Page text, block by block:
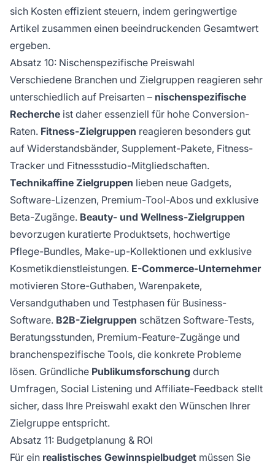
sich Kosten effizient steuern, indem geringwertige
Artikel zusammen einen beeindruckenden Gesamtwert
ergeben.
Absatz 10: Nischenspezifische Preiswahl
Verschiedene Branchen und Zielgruppen reagieren sehr
unterschiedlich auf Preisarten – nischenspezifische
Recherche ist daher essenziell für hohe Conversion-
Raten. Fitness-Zielgruppen reagieren besonders gut
auf Widerstandsbänder, Supplement-Pakete, Fitness-
Tracker und Fitnessstudio-Mitgliedschaften.
Technikaffine Zielgruppen lieben neue Gadgets,
Software-Lizenzen, Premium-Tool-Abos und exklusive
Beta-Zugänge. Beauty- und Wellness-Zielgruppen
bevorzugen kuratierte Produktsets, hochwertige
Pflege-Bundles, Make-up-Kollektionen und exklusive
Kosmetikdienstleistungen. E-Commerce-Unternehmer
motivieren Store-Guthaben, Warenpakete,
Versandguthaben und Testphasen für Business-
Software. B2B-Zielgruppen schätzen Software-Tests,
Beratungsstunden, Premium-Feature-Zugänge und
branchenspezifische Tools, die konkrete Probleme
lösen. Gründliche Publikumsforschung durch
Umfragen, Social Listening und Affiliate-Feedback stellt
sicher, dass Ihre Preiswahl exakt den Wünschen Ihrer
Zielgruppe entspricht.
Absatz 11: Budgetplanung & ROI
Für ein realistisches Gewinnspielbudget müssen Sie